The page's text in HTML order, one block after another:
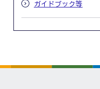
ガイドブック等